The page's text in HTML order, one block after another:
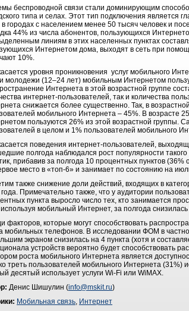
беспроводной связи стали доминирующим
типа и селах. Этот тип подключения является
городах с населением менее 50 тысяч человек и
44% из числа абонентов, пользующихся
линиям в этих населенных пунктах
Интернетом дома, выходят в сеть при
10%.
уровня проникновения услуг мобильного
молодежи (12–24 лет) мобильным Интернетом
Интернета в этой возрастной группе
интернет-пользователей, так и количества
снижается более существенно. Так, в
мобильного Интернета – 45%. В возрасте
пользуются 26% из этой возрастной группы.
в целом и 1% пользователей мобильного
поведения интернет-пользователей,
полгода наблюдался рост популярности
прибавив за полгода 10 процентных пунктов
место в «топ-6» и занимает по состоянию на
также снижение доли действий, входящих в
Примечательно также, что у аудитории
пункта выросло число тех, кто занимается
мобильный Интернет, за полгода
факторов, которые могут способствовать
мобильных телефонов. В исследовании ФОМ в
экраном снизилась на 4 пункта (хотя и
устройств вероятно будет способствовать
роста мобильного Интернета является
треть пользователей мобильного Интернета
десятый использует услуги Wi-Fi или WiMAX.
Денис Шишулин (info@mskit.ru)
Мобильная связь, Интернет